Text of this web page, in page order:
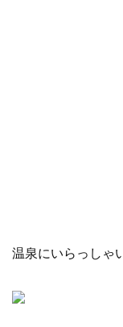
温泉にいらっしゃ